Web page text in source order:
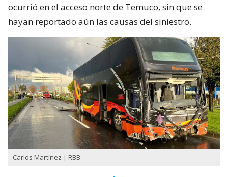
ocurrió en el acceso norte de Temuco, sin que se
hayan reportado aún las causas del siniestro.
Carlos Martínez | RBB